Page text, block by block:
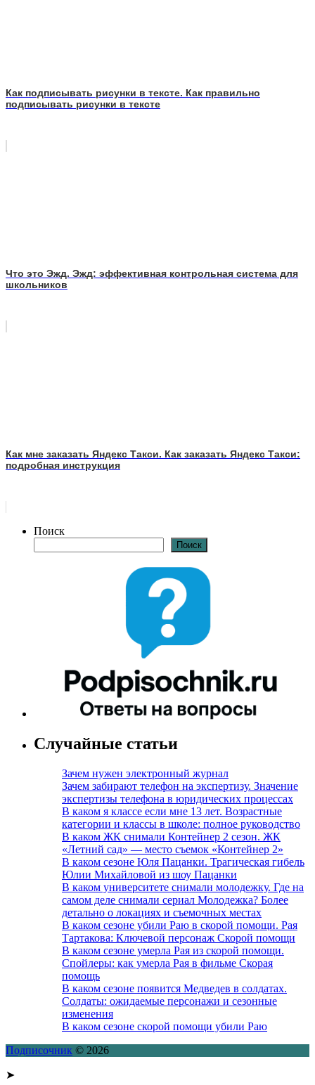
Как подписывать рисунки в тексте. Как правильно
подписывать рисунки в тексте
Что это Эжд. Эжд: эффективная контрольная система для
школьников
Как мне заказать Яндекс Такси. Как заказать Яндекс Такси:
подробная инструкция
Поиск
Поиск
Случайные статьи
Зачем нужен электронный журнал
Зачем забирают телефон на экспертизу. Значение
экспертизы телефона в юридических процессах
В каком я классе если мне 13 лет. Возрастные
категории и классы в школе: полное руководство
В каком ЖК снимали Контейнер 2 сезон. ЖК
«Летний сад» — место съемок «Контейнер 2»
В каком сезоне Юля Пацанки. Трагическая гибель
Юлии Михайловой из шоу Пацанки
В каком университете снимали молодежку. Где на
самом деле снимали сериал Молодежка? Более
детально о локациях и съемочных местах
В каком сезоне убили Раю в скорой помощи. Рая
Тартакова: Ключевой персонаж Скорой помощи
В каком сезоне умерла Рая из скорой помощи.
Спойлеры: как умерла Рая в фильме Скорая
помощь
В каком сезоне появится Медведев в солдатах.
Солдаты: ожидаемые персонажи и сезонные
изменения
В каком сезоне скорой помощи убили Раю
Подписочник © 2026
➤